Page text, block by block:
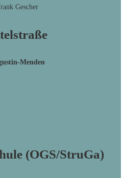
Gescher
Menden
(OGS/StruGa)